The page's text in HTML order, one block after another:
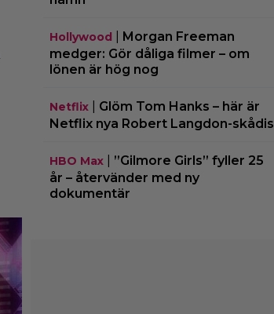
Hollywood
Morgan Freeman
medger: Gör dåliga filmer – om
lönen är hög nog
Netflix| Glöm Tom Hanks – här är
Netflix nya Robert Langdon-skådis
HBO Max| ”Gilmore Girls” fyller 25
år – återvänder med ny
dokumentär